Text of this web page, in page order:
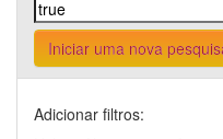
Iniciar uma nova
Adicionar filtros: